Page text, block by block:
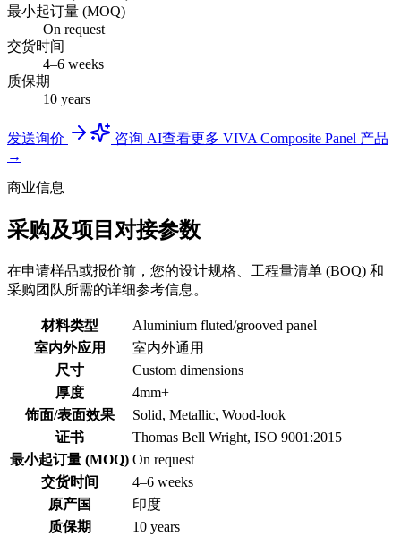
最小起订量 (MOQ)
On request
交货时间
4–6 weeks
质保期
10 years
发送询价 咨询 AI查看更多 VIVA Composite Panel 产品
→
商业信息
采购及项目对接参数
在申请样品或报价前，您的设计规格、工程量清单 (BOQ) 和
采购团队所需的详细参考信息。
材料类型
Aluminium fluted/grooved panel
室内外应用
室内外通用
尺寸
Custom dimensions
厚度
4mm+
饰面/表面效果
Solid, Metallic, Wood-look
证书
Thomas Bell Wright, ISO 9001:2015
最小起订量 (MOQ) On request
交货时间
4–6 weeks
原产国
印度
质保期
10 years